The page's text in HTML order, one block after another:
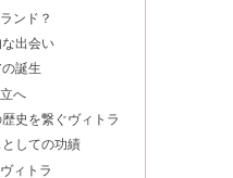
ンド？
出会い
誕生
へ
史を繋ぐヴィトラ
しての功績
ィトラ